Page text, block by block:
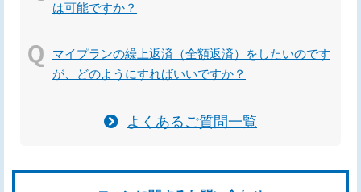
は可能ですか？
マイプランの繰上返済（全額返済）をしたいのです
が、どのようにすればいいですか？
よくあるご質問一覧